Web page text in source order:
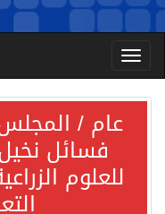
عام /
فسائل
للعلوم